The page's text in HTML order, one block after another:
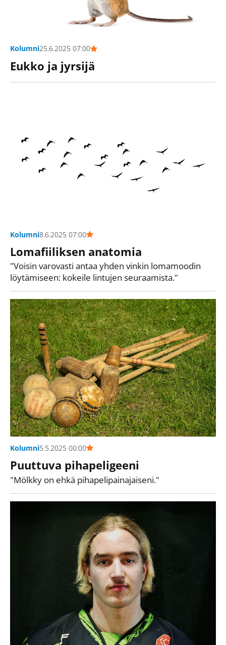
Kolumni25.6.2025 07:00
Eukko ja jyrsijä
Kolumni8.6.2025 07:00
Lomafiiliksen anatomia
"Voisin varovasti antaa yhden vinkin lomamoodin
löytämiseen: kokeile lintujen seuraamista."
Kolumni5.5.2025 00:00
Puuttuva pihapeligeeni
"Mölkky on ehkä pihapelipainajaiseni."